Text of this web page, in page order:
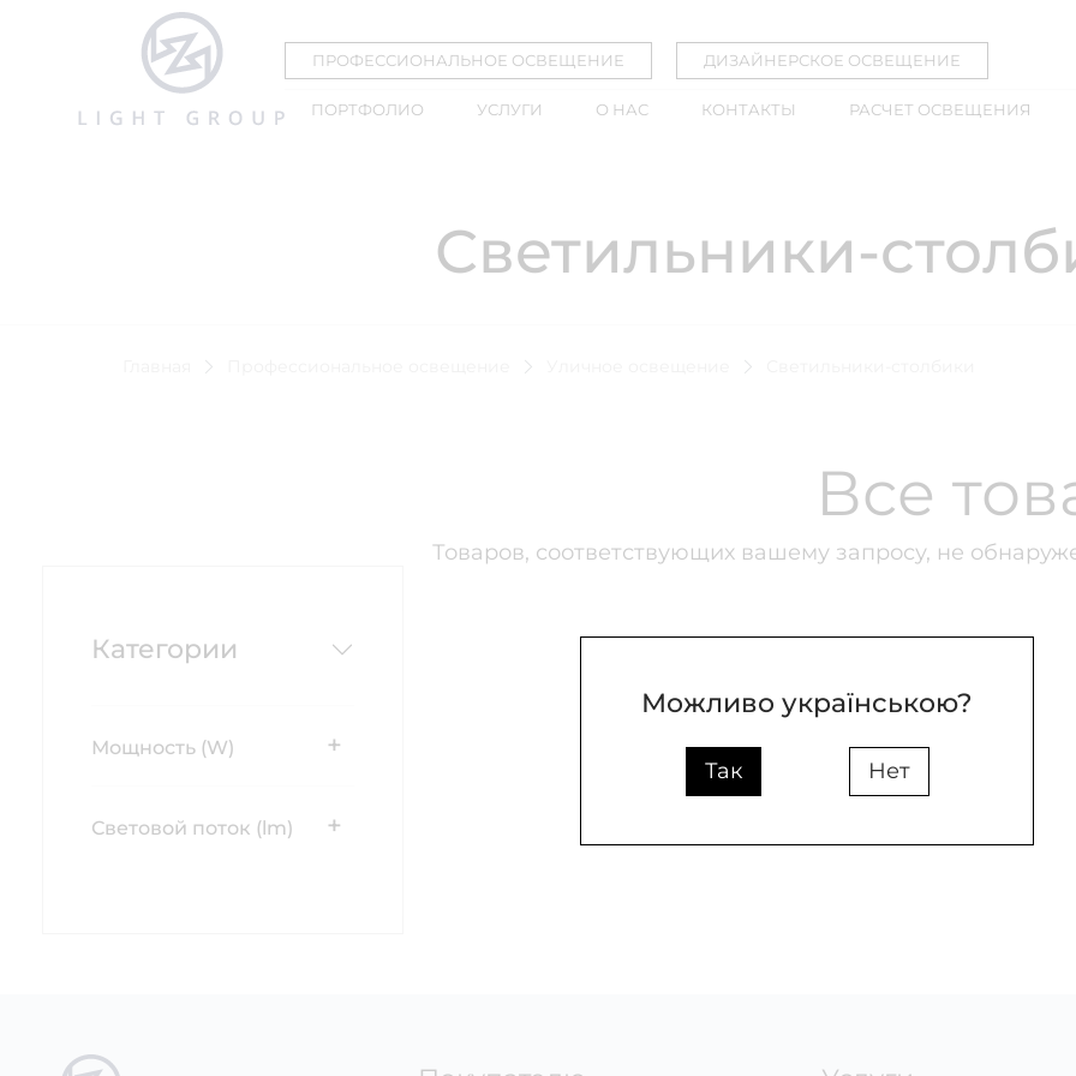
ПРОФЕССИОНАЛЬНОЕ ОСВЕЩЕНИЕ ДИЗАЙНЕРСКОЕ ОСВЕЩЕНИЕ
ПОРТФОЛИО УСЛУГИ О НАС КОНТАКТЫ РАСЧЕТ ОСВЕЩЕНИЯ
Светильники-
Категории
Мощность (W) +
Световой поток (lm) +
Все
Товаров, соответствующих вашему запросу, не
Можливо українською?
Так Нет